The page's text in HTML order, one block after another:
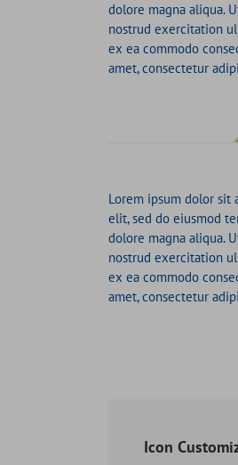
dolore magna aliqua.
nostrud exercitation
ex ea commodo
amet, consectetur
Lorem ipsum dolor sit
elit, sed do eiusmod
dolore magna aliqua.
nostrud exercitation
ex ea commodo
amet, consectetur
Icon